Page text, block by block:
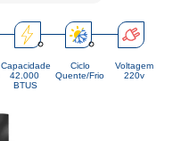
Capacidade
42.000
BTUS
Ciclo
Quente/Frio
Voltagem
220v